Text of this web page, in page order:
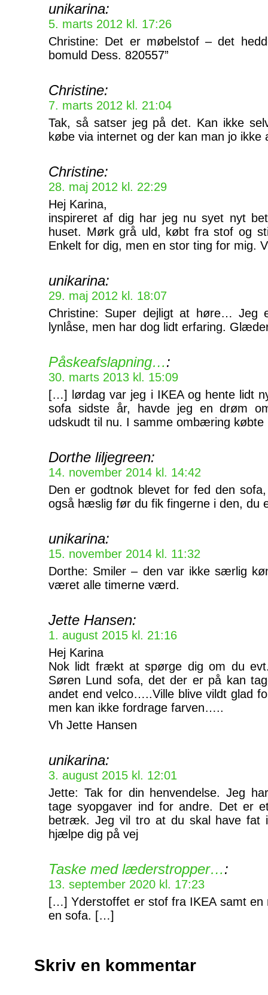
unikarina:
5. marts 2012 kl. 17:26
Christine: Det er møbelstof – det
bomuld Dess. 820557”
Christine:
7. marts 2012 kl. 21:04
Tak, så satser jeg på det. Kan ikke
købe via internet og der kan man jo ikke
Christine:
28. maj 2012 kl. 22:29
Hej Karina,
inspireret af dig har jeg nu syet nyt
huset. Mørk grå uld, købt fra stof og
Enkelt for dig, men en stor ting for mig.
unikarina:
29. maj 2012 kl. 18:07
Christine: Super dejligt at høre… Jeg
lynlåse, men har dog lidt erfaring.
Påskeafslapning…:
30. marts 2013 kl. 15:09
[…] lørdag var jeg i IKEA og hente lidt
sofa sidste år, havde jeg en drøm
udskudt til nu. I samme ombæring
Dorthe liljegreen:
14. november 2014 kl. 14:42
Den er godtnok blevet for fed den
også hæslig før du fik fingerne i den, du
unikarina:
15. november 2014 kl. 11:32
Dorthe: Smiler – den var ikke særlig
været alle timerne værd.
Jette Hansen:
1. august 2015 kl. 21:16
Hej Karina
Nok lidt frækt at spørge dig om du
Søren Lund sofa, det der er på kan
andet end velco…..Ville blive vildt glad
men kan ikke fordrage farven…..
Vh Jette Hansen
unikarina:
3. august 2015 kl. 12:01
Jette: Tak for din henvendelse. Jeg
tage syopgaver ind for andre. Det er
betræk. Jeg vil tro at du skal have fat
hjælpe dig på vej
Taske med læderstropper…:
13. september 2020 kl. 17:23
[…] Yderstoffet er stof fra IKEA samt
en sofa. […]
Skriv en kommentar